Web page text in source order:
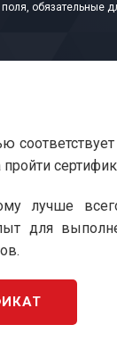
поля, обязательные
пройти
лучше
для